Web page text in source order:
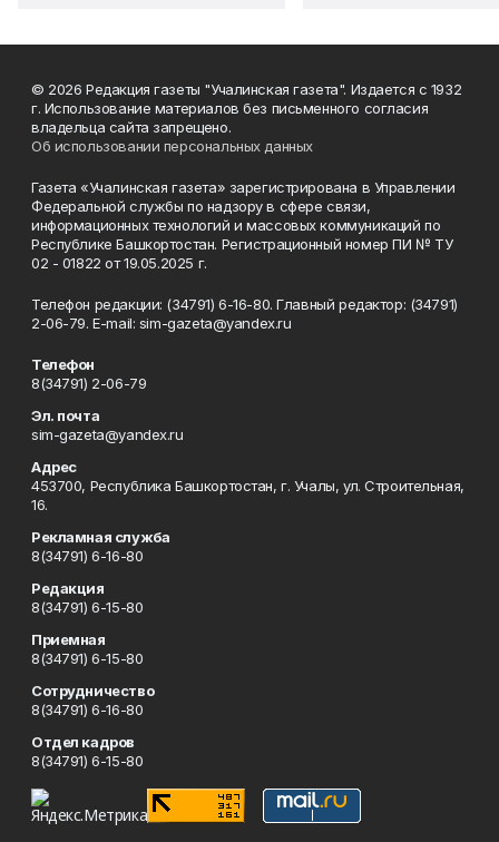
© 2026 Редакция газеты "Учалинская газета". Издается с 1932
г. Использование материалов без письменного согласия
владельца сайта запрещено.
Об использовании персональных данных
Газета «Учалинская газета» зарегистрирована в Управлении
Федеральной службы по надзору в сфере связи,
информационных технологий и массовых коммуникаций по
Республике Башкортостан. Регистрационный номер ПИ № ТУ
02 - 01822 от 19.05.2025 г.
Телефон редакции: (34791) 6-16-80. Главный редактор: (34791)
2-06-79. Е-mаil: sim-gazeta@yandex.ru
Телефон
8(34791) 2-06-79
Эл. почта
sim-gazeta@yandex.ru
Адрес
453700, Республика Башкортостан, г. Учалы, ул. Строительная,
16.
Рекламная служба
8(34791) 6-16-80
Редакция
8(34791) 6-15-80
Приемная
8(34791) 6-15-80
Сотрудничество
8(34791) 6-16-80
Отдел кадров
8(34791) 6-15-80